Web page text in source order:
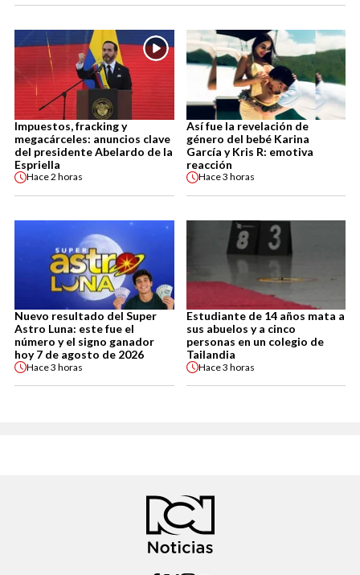
Impuestos, fracking y
megacárceles: anuncios clave
del presidente Abelardo de la
Espriella
Hace2 horas
Así fue la revelación de
género del bebé Karina
García y Kris R: emotiva
reacción
Hace3 horas
Nuevo resultado del Super
Astro Luna: este fue el
número y el signo ganador
hoy 7 de agosto de 2026
Hace3 horas
Estudiante de 14 años mata a
sus abuelos y a cinco
personas en un colegio de
Tailandia
Hace3 horas